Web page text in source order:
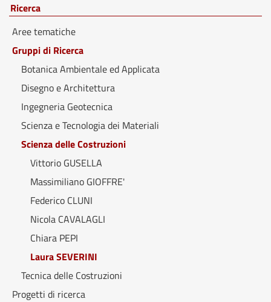
Ricerca
Aree tematiche
Gruppi di Ricerca
Botanica Ambientale ed Applicata
Disegno e Architettura
Ingegneria Geotecnica
Scienza e Tecnologia dei Materiali
Scienza delle Costruzioni
Vittorio GUSELLA
Massimiliano GIOFFRE'
Federico CLUNI
Nicola CAVALAGLI
Chiara PEPI
Laura SEVERINI
Tecnica delle Costruzioni
Progetti di ricerca